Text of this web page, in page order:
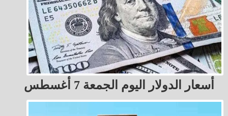
أسعار الدولار اليوم الجمعة 7 أغسطس